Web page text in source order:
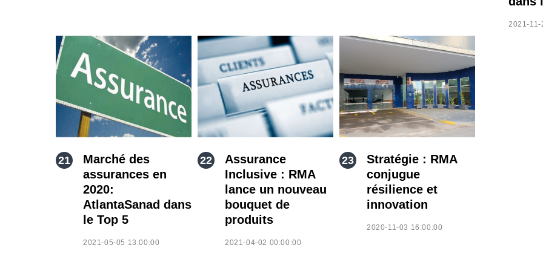
2021-
Marché des
assurances en
2020:
AtlantaSanad dans
le Top 5
2021-05-05 13:00:00
Assurance
Inclusive : RMA
lance un nouveau
bouquet de
produits
2021-04-02 00:00:00
Stratégie : RMA
conjugue
résilience et
innovation
2020-11-03 16:00:00